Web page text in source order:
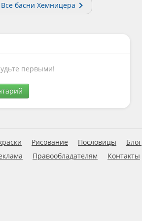
Все басни Хемницера
первыми!
Рисование Пословицы Блог
Правообладателям Контакты